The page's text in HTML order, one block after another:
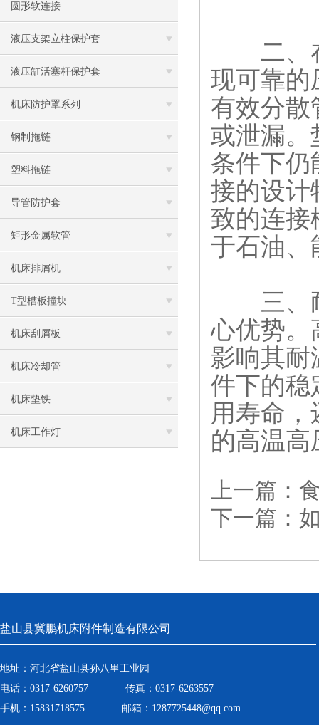
圆形软连接
液压支架立柱保护套
液压缸活塞杆保护套
机床防护罩系列
钢制拖链
塑料拖链
导管防护套
矩形金属软管
机床排屑机
T型槽板撞块
机床刮屑板
机床冷却管
机床垫铁
机床工作灯
二、在
现可靠的
有效分散
或泄漏。
条件下仍
接的设计
致的连接
于石油、
三、耐
心优势。
影响其耐
件下的稳
用寿命
的高温
上一篇：
下一篇：
盐山县冀鹏机床附件制造有限公司
地址：河北省盐山县孙八里工业园
电话：0317-6260757 传真：0317-6263557
手机：15831718575 邮箱：1287725448@qq.com